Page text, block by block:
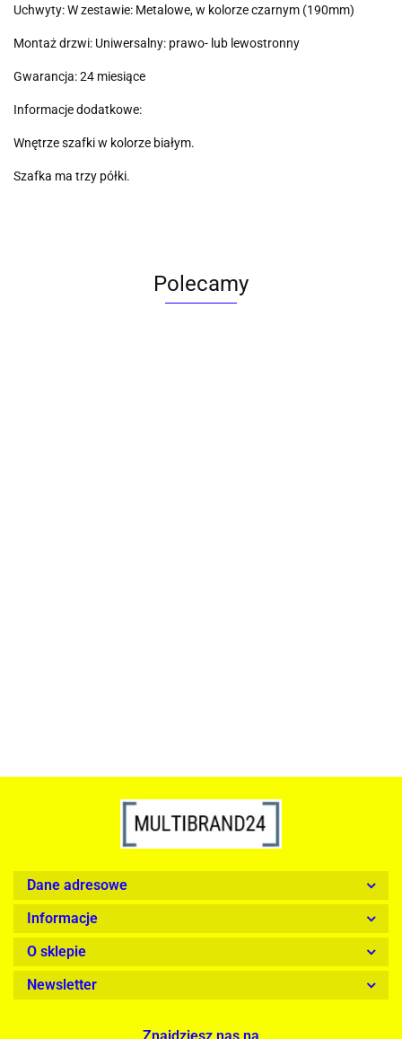
Uchwyty: W zestawie: Metalowe, w kolorze czarnym (190mm)
Montaż drzwi: Uniwersalny: prawo- lub lewostronny
Gwarancja: 24 miesiące
Informacje dodatkowe:
Wnętrze szafki w kolorze białym.
Szafka ma trzy półki.
Polecamy
Dane adresowe
Informacje
O sklepie
Newsletter
Znajdziesz nas na